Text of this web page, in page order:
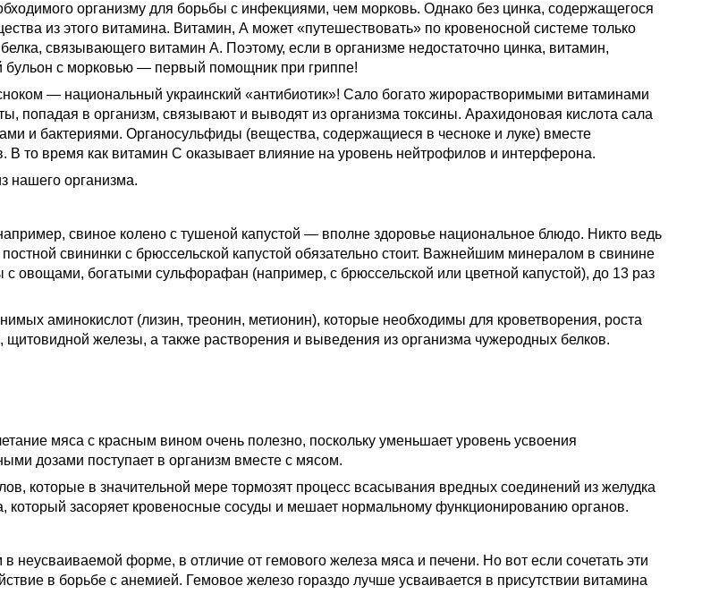
организму для борьбы с инфекциями, чем морковь. Однако без цинка, содержащегося
из этого витамина. Витамин, А может «путешествовать» по кровеносной системе только
связывающего витамин А. Поэтому, если в организме недостаточно цинка, витамин,
бульон с морковью — первый помощник при гриппе!
— национальный украинский «антибиотик»! Сало богато жирорастворимыми витаминами
попадая в организм, связывают и выводят из организма токсины. Арахидоновая кислота сала
и бактериями. Органосульфиды (вещества, содержащиеся в чесноке и луке) вместе
то время как витамин С оказывает влияние на уровень нейтрофилов и интерферона.
нашего организма.
свиное колено с тушеной капустой — вполне здоровье национальное блюдо. Никто ведь
свининки с брюссельской капустой обязательно стоит. Важнейшим минералом в свинине
овощами, богатыми сульфорафан (например, с брюссельской или цветной капустой), до 13 раз
аминокислот (лизин, треонин, метионин), которые необходимы для кроветворения, роста
щитовидной железы, а также растворения и выведения из организма чужеродных белков.
мяса с красным вином очень полезно, поскольку уменьшает уровень усвоения
дозами поступает в организм вместе с мясом.
которые в значительной мере тормозят процесс всасывания вредных соединений из желудка
который засоряет кровеносные сосуды и мешает нормальному функционированию органов.
неусваиваемой форме, в отличие от гемового железа мяса и печени. Но вот если сочетать эти
в борьбе с анемией. Гемовое железо гораздо лучше усваивается в присутствии витамина